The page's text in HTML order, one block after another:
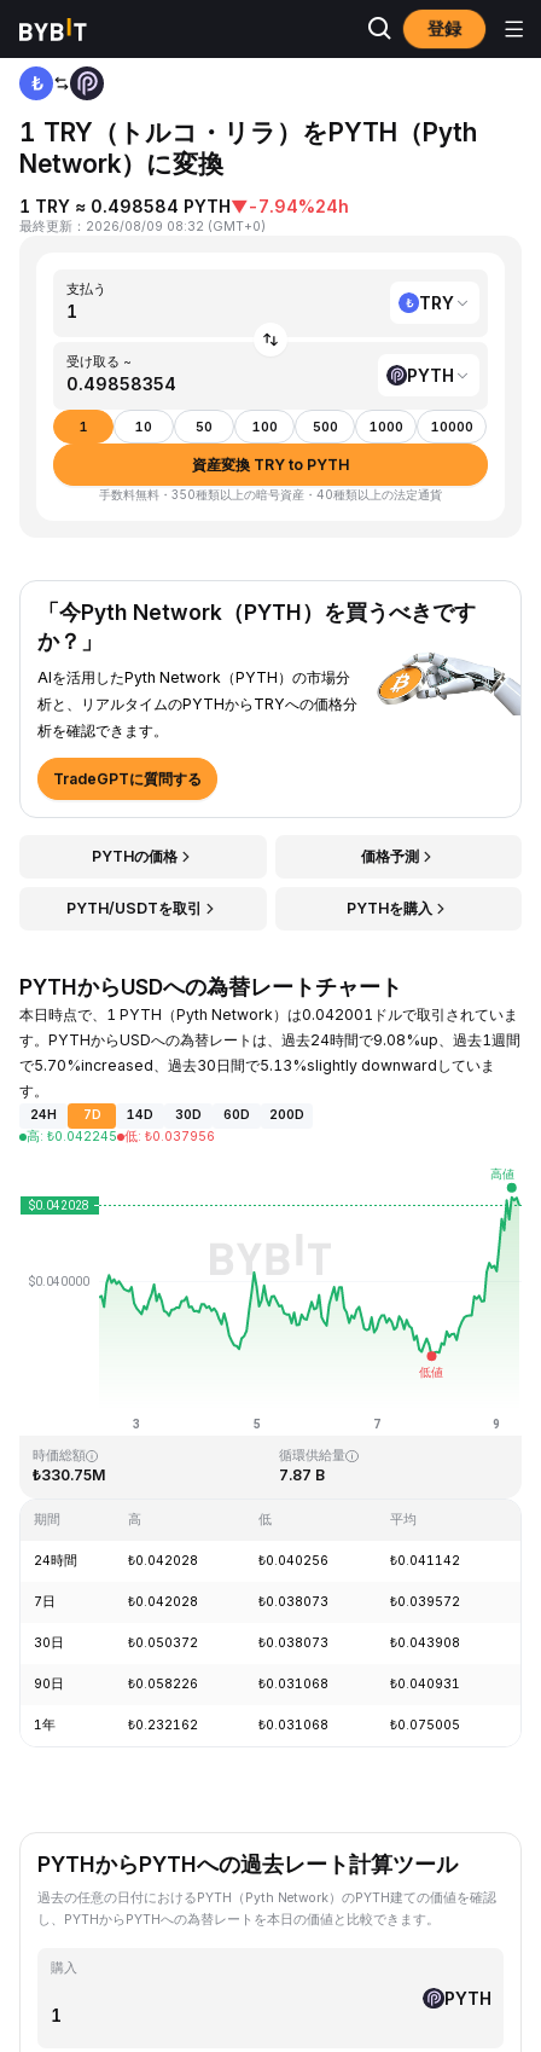
登録
ホーム TRY to PYTH
1 TRY（トルコ・リラ）をPYTH（Pyth
Network）に変換
1 TRY ≈ 0.498584 PYTH▼-7.94%24h
最終更新 ： 2026/08/09 08:32 (GMT+0)
支払う
TRY
受け取る ~
PYTH
1 10 50 100 500 1000 10000
資産変換 TRY to PYTH
手数料無料・350種類以上の暗号資産・40種類以上の法定通貨
「今Pyth Network（PYTH）を買うべきです
か？」
AIを活用したPyth Network（PYTH）の市場分
析と、リアルタイムのPYTHからTRYへの価格分
析を確認できます。
TradeGPTに質問する
PYTHの価格 価格予測
PYTH/USDTを取引 PYTHを購入
PYTHからUSDへの為替レートチャート
本日時点で、1 PYTH（Pyth Network）は0.042001ドルで取引されていま
す。PYTHからUSDへの為替レートは、過去24時間で9.08%up、過去1週間
で5.70%increased、過去30日間で5.13%slightly downwardしていま
す。
24H 7D 14D 30D 60D
200D
高: ₺0.042245 低: ₺0.037956
時価総額
₺330.75M
循環供給量
7.87 B
期間 高 低 平均
24時間 ₺0.042028 ₺0.040256 ₺0.041142
7日 ₺0.042028 ₺0.038073 ₺0.039572
30日 ₺0.050372 ₺0.038073 ₺0.043908
90日 ₺0.058226 ₺0.031068 ₺0.040931
1年 ₺0.232162 ₺0.031068 ₺0.075005
PYTHからPYTHへの過去レート計算ツール
過去の任意の日付におけるPYTH（Pyth Network）のPYTH建ての価値を確認
し、PYTHからPYTHへの為替レートを本日の価値と比較できます。
購入
PYTH